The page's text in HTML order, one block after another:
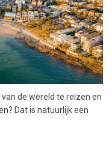
de wereld te reizen en
Dat is natuurlijk een